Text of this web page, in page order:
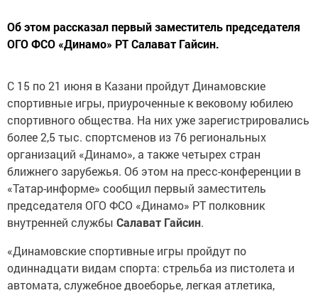
Об этом рассказал первый заместитель председателя
ОГО ФСО «Динамо» РТ Салават Гайсин.
С 15 по 21 июня в Казани пройдут Динамовские
спортивные игры, приуроченные к вековому юбилею
спортивного общества. На них уже зарегистрировались
более 2,5 тыс. спортсменов из 76 региональных
организаций «Динамо», а также четырех стран
ближнего зарубежья. Об этом на пресс-конференции в
«Татар-информе» сообщил первый заместитель
председателя ОГО ФСО «Динамо» РТ полковник
внутренней службы Салават Гайсин.
«Динамовские спортивные игры пройдут по
одиннадцати видам спорта: стрельба из пистолета и
автомата, служебное двоеборье, легкая атлетика,